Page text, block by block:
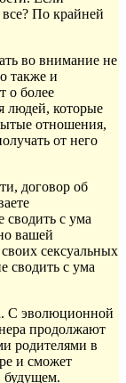
По крайней
во внимание не
также и
о более
людей, которые
отношения,
от него
договор об
сводить с ума
вашей
сексуальных
сводить с ума
С эволюционной
продолжают
родителями в
и сможет
будущем.